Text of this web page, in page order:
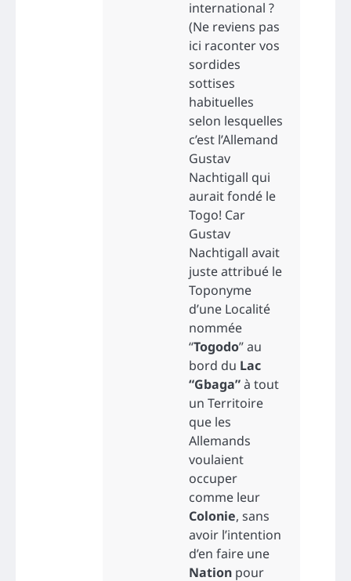
international ?
(Ne reviens pas
ici raconter vos
sordides
sottises
habituelles
selon lesquelles
c’est l’Allemand
Gustav
Nachtigall qui
aurait fondé le
Togo! Car
Gustav
Nachtigall avait
juste attribué le
Toponyme
d’une Localité
nommée
“Togodo” au
bord du Lac
“Gbaga”à tout
un Territoire
que les
Allemands
voulaient
occuper
comme leur
Colonie, sans
avoir l’intention
d’en faire une
Nation pour